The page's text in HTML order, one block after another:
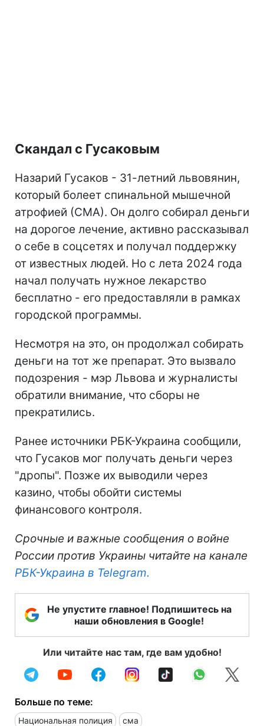
Скандал с Гусаковым
Назарий Гусаков - 31-летний львовянин,
который болеет спинальной мышечной
атрофией (СМА). Он долго собирал деньги
на дорогое лечение, активно рассказывал
о себе в соцсетях и получал поддержку
от известных людей. Но с лета 2024 года
начал получать нужное лекарство
бесплатно - его предоставляли в рамках
городской программы.
Несмотря на это, он продолжал собирать
деньги на тот же препарат. Это вызвало
подозрения - мэр Львова и журналисты
обратили внимание, что сборы не
прекратились.
Ранее источники РБК-Украина сообщили,
что Гусаков мог получать деньги через
"дропы". Позже их выводили через
казино, чтобы обойти системы
финансового контроля.
Срочные и важные сообщения о войне
России против Украины читайте на канале
РБК-Украина в Telegram.
Не упустите главное! Подпишитесь на
наши обновления в Google!
Или читайте нас там, где вам удобно!
Больше по теме:
Национальная полиция сма